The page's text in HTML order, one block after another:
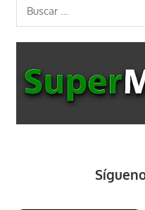
entradas
Buscar: